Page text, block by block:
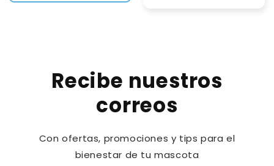
Recibe nuestros
correos
Con ofertas, promociones y tips para el
bienestar de tu mascota